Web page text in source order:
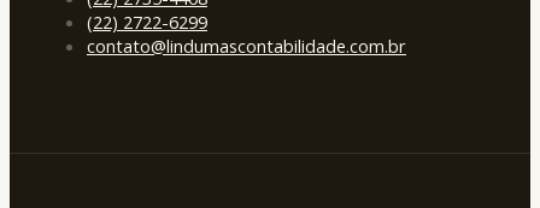
(22) 2722-6299
contato@lindumascontabilidade.com.br